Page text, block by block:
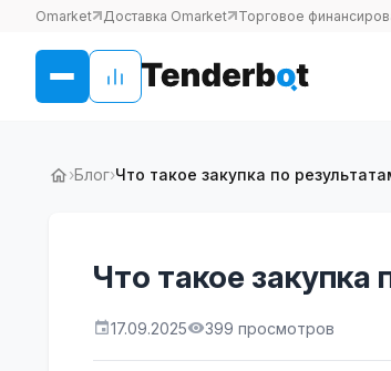
Omarket Доставка Omarket Торговое
›Блог›Что такое закупка по
Что такое закупка
17.09.2025 399 просмотров